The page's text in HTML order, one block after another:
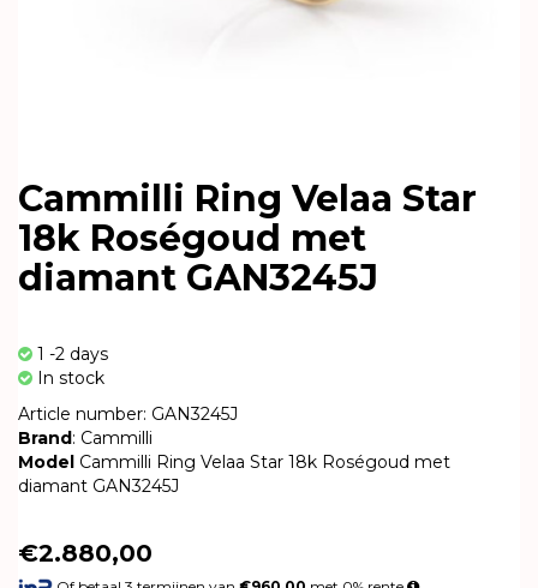
Cammilli Ring Velaa Star
18k Roségoud met
diamant GAN3245J
1 -2 days
In stock
Article number: GAN3245J
Brand: Cammilli
Model Cammilli Ring Velaa Star 18k Roségoud met
diamant GAN3245J
€2.880,00